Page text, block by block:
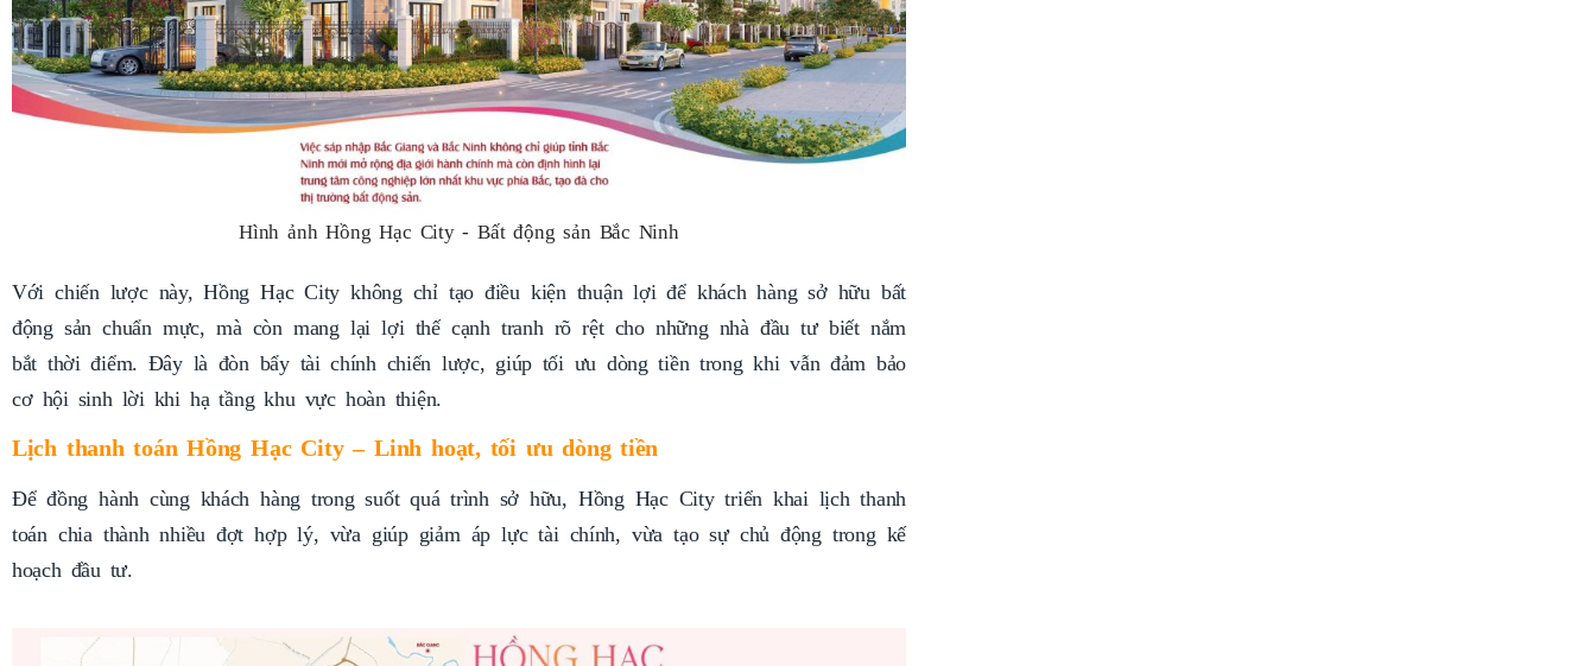
Hình ảnh Hồng Hạc City - Bất động sản Bắc Ninh
Với chiến lược này, Hồng Hạc City không chỉ tạo điều kiện thuận lợi để khách hàng sở hữu bất
động sản chuẩn mực, mà còn mang lại lợi thế cạnh tranh rõ rệt cho những nhà đầu tư biết nắm
bắt thời điểm. Đây là đòn bẩy tài chính chiến lược, giúp tối ưu dòng tiền trong khi vẫn đảm bảo
cơ hội sinh lời khi hạ tầng khu vực hoàn thiện.
Lịch thanh toán Hồng Hạc City – Linh hoạt, tối ưu dòng tiền
Để đồng hành cùng khách hàng trong suốt quá trình sở hữu, Hồng Hạc City triển khai lịch thanh
toán chia thành nhiều đợt hợp lý, vừa giúp giảm áp lực tài chính, vừa tạo sự chủ động trong kế
hoạch đầu tư.